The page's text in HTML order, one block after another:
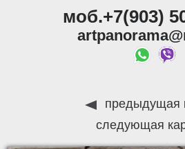
моб.+7(903)
предыдущая
следующая